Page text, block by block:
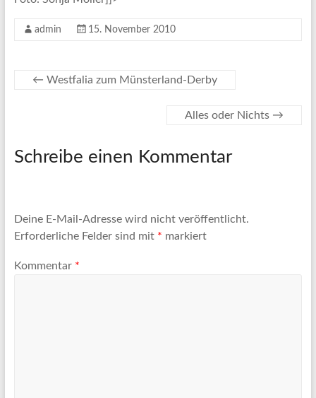
admin 15. November 2010
← Westfalia zum Münsterland-Derby
Alles oder Nichts →
Schreibe einen Kommentar
Deine E-Mail-Adresse wird nicht veröffentlicht.
Erforderliche Felder sind mit * markiert
Kommentar *